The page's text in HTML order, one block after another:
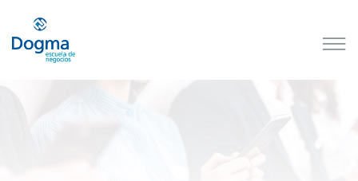
próximos